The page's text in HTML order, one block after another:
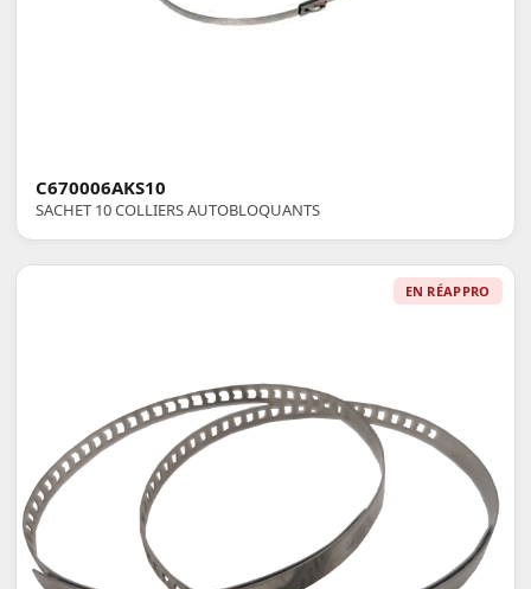
C670006AKS10
SACHET 10 COLLIERS AUTOBLOQUANTS
EN RÉAPPRO